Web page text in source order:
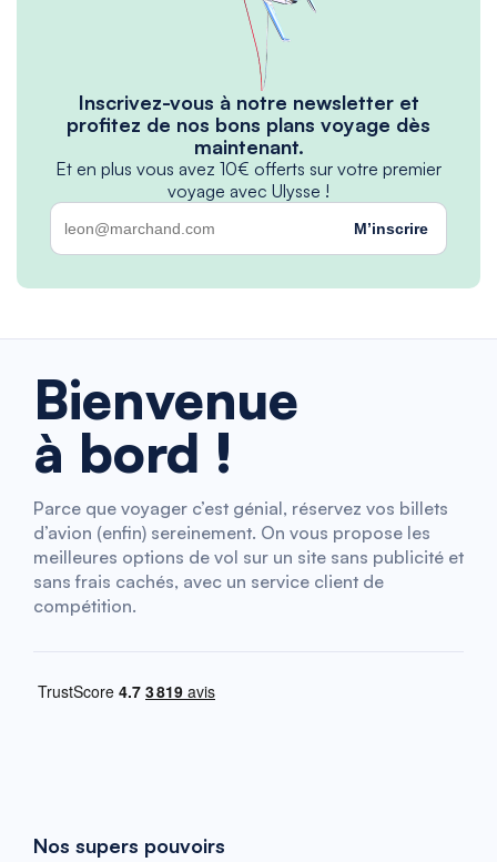
Inscrivez-vous à notre newsletter et
profitez de nos bons plans voyage dès
maintenant.
Et en plus vous avez 10€ offerts sur votre premier
voyage avec Ulysse !
M’inscrire
Bienvenue
à bord !
Parce que voyager c’est génial, réservez vos billets
d’avion (enfin) sereinement. On vous propose les
meilleures options de vol sur un site sans publicité et
sans frais cachés, avec un service client de
compétition.
Nos supers pouvoirs